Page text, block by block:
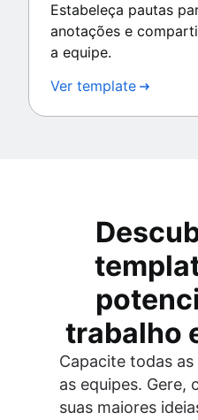
Estabeleça pautas
anotações e
a equipe.
Ver template
trabalho
Capacite todas
as equipes. Gere,
suas maiores